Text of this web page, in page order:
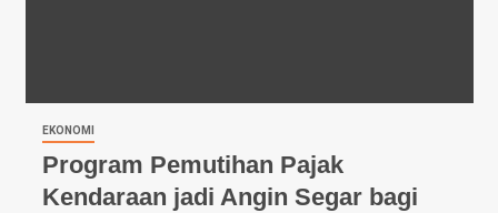
EKONOMI
Program Pemutihan Pajak
Kendaraan jadi Angin Segar bagi